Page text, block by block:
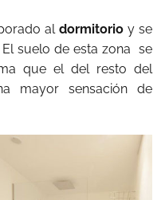
aldormitorio y se
suelo de esta zona se
que el del resto del
mayor sensación de